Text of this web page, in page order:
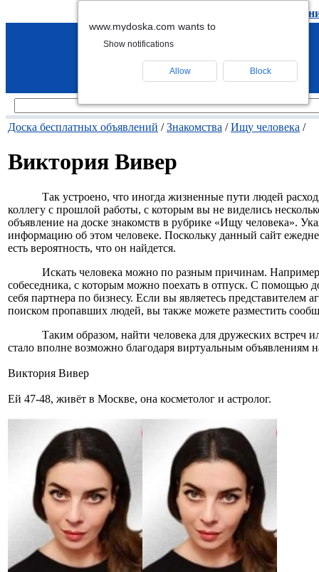
удалить
Доска бесплатных объявлений /Знакомства /Ищу человека /
Виктория Вивер
Так устроено, что иногда жизненные пути людей
коллегу с прошлой работы, с которым вы не виделись
объявление на доске знакомств в рубрике «Ищу человека».
информацию об этом человеке. Поскольку данный сайт
есть вероятность, что он найдется.
Искать человека можно по разным причинам.
собеседника, с которым можно поехать в отпуск. С помощью
себя партнера по бизнесу. Если вы являетесь представителем
поиском пропавших людей, вы также можете разместить
Таким образом, найти человека для дружеских встреч
стало вполне возможно благодаря виртуальным объявлениям
Виктория Вивер
Ей 47-48, живёт в Москве, она косметолог и астролог.
www.mydoska.com wants to
Show notifications
Allow Block